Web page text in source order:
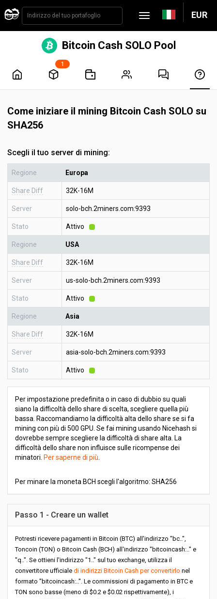
EUR
Bitcoin Cash SOLO Pool
1
Come iniziare il mining Bitcoin Cash SOLO su
SHA256
Scegli il tuo server di mining:
Regione Europa
Share Diff 32K-16M
Server solo-bch.2miners.com:9393
Stato Attivo
Regione USA
Share Diff 32K-16M
Server us-solo-bch.2miners.com:9393
Stato Attivo
Regione Asia
Share Diff 32K-16M
Server asia-solo-bch.2miners.com:9393
Stato Attivo
Per impostazione predefinita o in caso di dubbio su quali
siano la difficoltà dello share di scelta, scegliere quella più
bassa. Raccomandiamo la difficoltà alta dello share se si fa
mining con più di 500 GPU. Se fai mining usando Nicehash si
dovrebbe sempre scegliere la difficoltà di share alta. La
difficoltà dello share non influisce sulle ricompense dei
minatori. Per saperne di più
Per minare la moneta BCH scegli l'algoritmo: SHA256
Passo 1 - Creare un wallet
Potresti ricevere pagamenti in Bitcoin (BTC) all'indirizzo "bc..",
Toncoin (TON) o Bitcoin Cash (BCH) all'indirizzo "bitcoincash:.." e
"q..". Se ottieni l'indirizzo "1.." sul tuo exchange, utilizza il
convertitore ufficiale di indirizzi Bitcoin Cash per convertirlo nel
formato "bitcoincash:..". Le commissioni di pagamento in BTC e
TON sono basse (meno di $0.2 e $0.02 rispettivamente), i